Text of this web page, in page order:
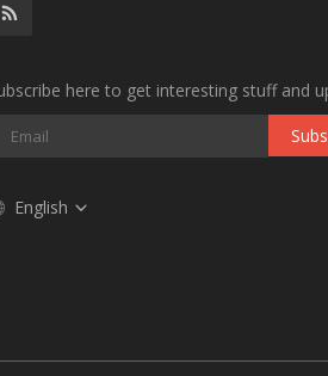
here to get interesting stuff and
English